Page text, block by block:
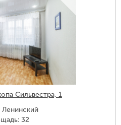
Сильвестра, 1
Ленинский
32